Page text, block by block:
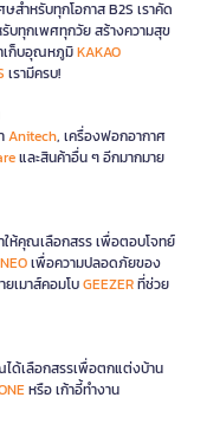
ำหรับทุกโอกาส B2S เราคัด
รับทุกเพศทุกวัย สร้างความสุข
เก็บอุณหภูมิKAKAO
เรามีครบ!
Anitech, เครื่องฟอกอากาศ
และสินค้าอื่น ๆ อีกมากมาย
ห้คุณเลือกสรร เพื่อตอบโจทย์
NEOเพื่อความปลอดภัยของ
เมาส์คอมโบGEEZERที่ช่วย
ด้เลือกสรรเพื่อตกแต่งบ้าน
หรือ เก้าอี้ทำงาน